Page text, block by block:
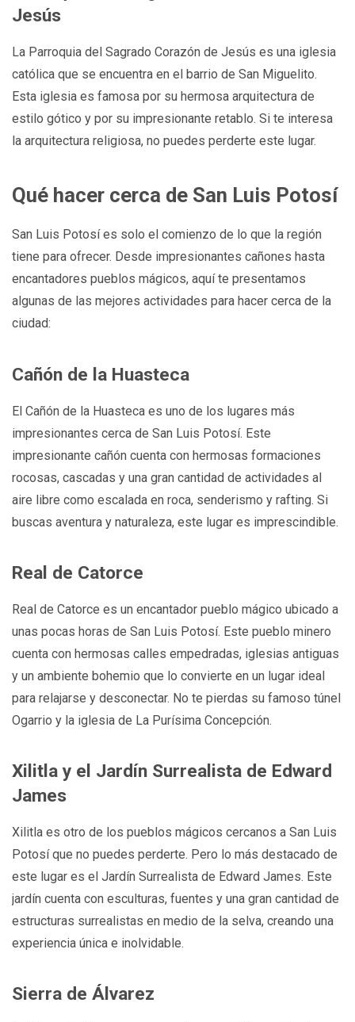
Jesús
La Parroquia del Sagrado Corazón de Jesús es una iglesia
católica que se encuentra en el barrio de San Miguelito.
Esta iglesia es famosa por su hermosa arquitectura de
estilo gótico y por su impresionante retablo. Si te interesa
la arquitectura religiosa, no puedes perderte este lugar.
Qué hacer cerca de San Luis Potosí
San Luis Potosí es solo el comienzo de lo que la región
tiene para ofrecer. Desde impresionantes cañones hasta
encantadores pueblos mágicos, aquí te presentamos
algunas de las mejores actividades para hacer cerca de la
ciudad:
Cañón de la Huasteca
El Cañón de la Huasteca es uno de los lugares más
impresionantes cerca de San Luis Potosí. Este
impresionante cañón cuenta con hermosas formaciones
rocosas, cascadas y una gran cantidad de actividades al
aire libre como escalada en roca, senderismo y rafting. Si
buscas aventura y naturaleza, este lugar es imprescindible.
Real de Catorce
Real de Catorce es un encantador pueblo mágico ubicado a
unas pocas horas de San Luis Potosí. Este pueblo minero
cuenta con hermosas calles empedradas, iglesias antiguas
y un ambiente bohemio que lo convierte en un lugar ideal
para relajarse y desconectar. No te pierdas su famoso túnel
Ogarrio y la iglesia de La Purísima Concepción.
Xilitla y el Jardín Surrealista de Edward
James
Xilitla es otro de los pueblos mágicos cercanos a San Luis
Potosí que no puedes perderte. Pero lo más destacado de
este lugar es el Jardín Surrealista de Edward James. Este
jardín cuenta con esculturas, fuentes y una gran cantidad de
estructuras surrealistas en medio de la selva, creando una
experiencia única e inolvidable.
Sierra de Álvarez